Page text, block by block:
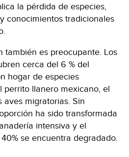
la pérdida de especies,
conocimientos tradicionales
también es preocupante. Los
cerca del 6 % del
hogar de especies
perrito llanero mexicano, el
aves migratorias. Sin
ha sido transformada
intensiva y el
se encuentra degradado.